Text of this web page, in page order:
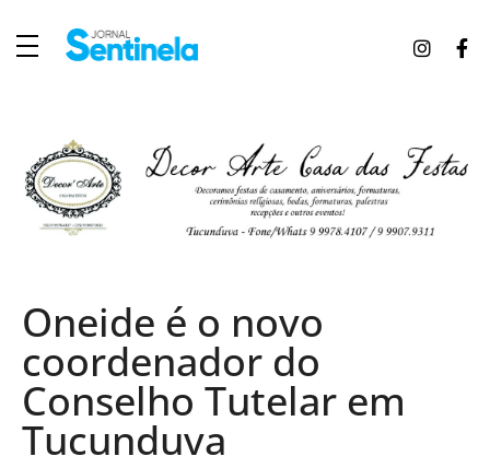
Oneide é o novo
coordenador do
Conselho Tutelar em
Tucunduva